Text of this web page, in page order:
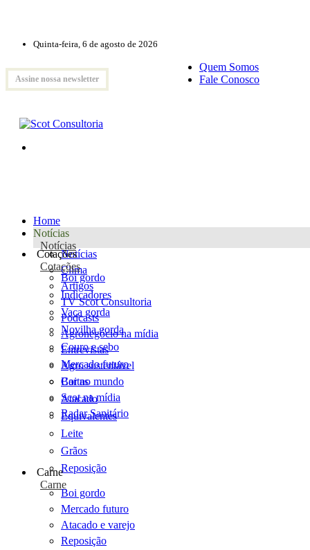
Quinta-feira, 6 de agosto de 2026
Assine nossa newsletter
Quem Somos
Fale Conosco
Home
Notícias
Notícias
Notícias
Clima
Artigos
TV Scot Consultoria
Podcasts
Agronegócio na mídia
Entrevistas
Agro sustentável
Cartas
Scot na mídia
Radar Sanitário
Cotações
Cotações
Boi gordo
Indicadores
Vaca gorda
Novilha gorda
Couro e sebo
Mercado futuro
Boi no mundo
Atacado
Equivalentes
Leite
Grãos
Reposição
Carne
Carne
Boi gordo
Mercado futuro
Atacado e varejo
Reposição